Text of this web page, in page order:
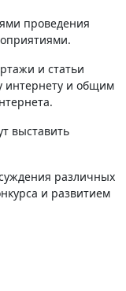
проведения
и статьи
интернету и общим
выставить
различных
и развитием